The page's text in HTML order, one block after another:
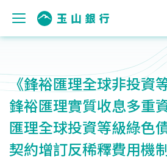
《鋒裕匯理全球非投資
鋒裕匯理實質收息多重
匯理全球投資等級綠色
契約增訂反稀釋費用機